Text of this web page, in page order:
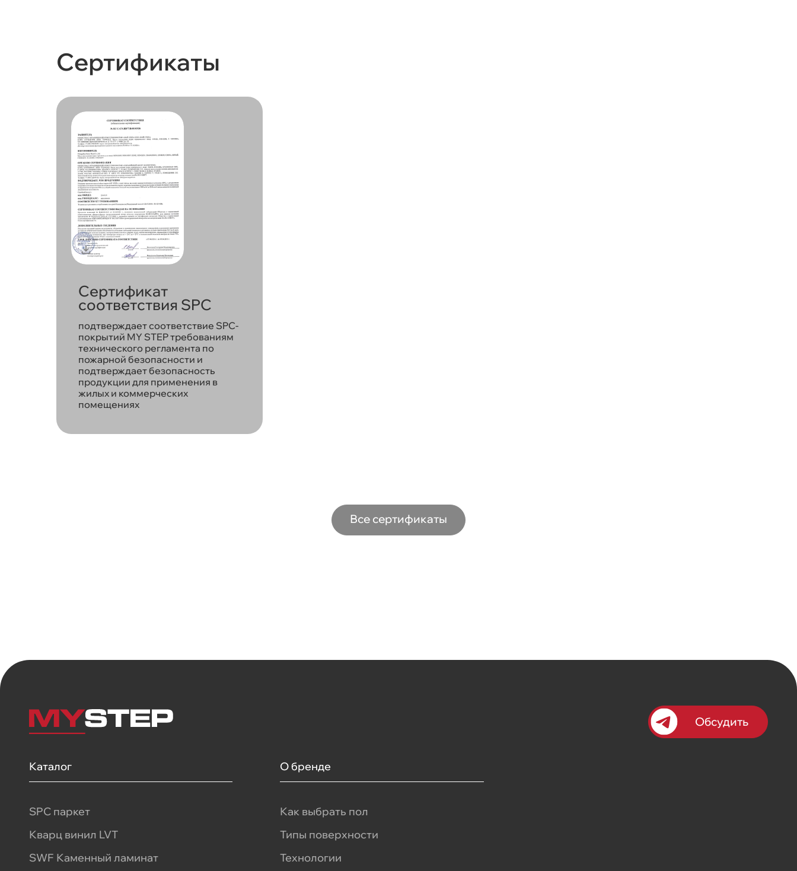
Сертификаты
Сертификат
соответствия SPC
подтверждает соответствие SPC-
покрытий MY STEP требованиям
технического регламента по
пожарной безопасности и
подтверждает безопасность
продукции для применения в
жилых и коммерческих
помещениях
Все сертификаты
Обсудить
Каталог
SPC паркет
Кварц винил LVT
SWF Каменный ламинат
О бренде
Как выбрать пол
Типы поверхности
Технологии